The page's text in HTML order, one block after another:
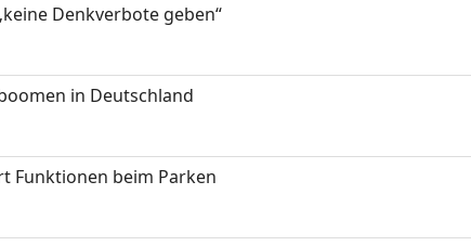
Denkverbote geben“
in Deutschland
Funktionen beim Parken